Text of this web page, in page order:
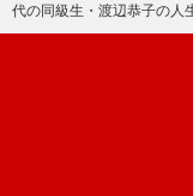
代の同級生・渡辺恭子の人